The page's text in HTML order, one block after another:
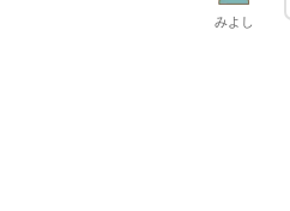
みよし